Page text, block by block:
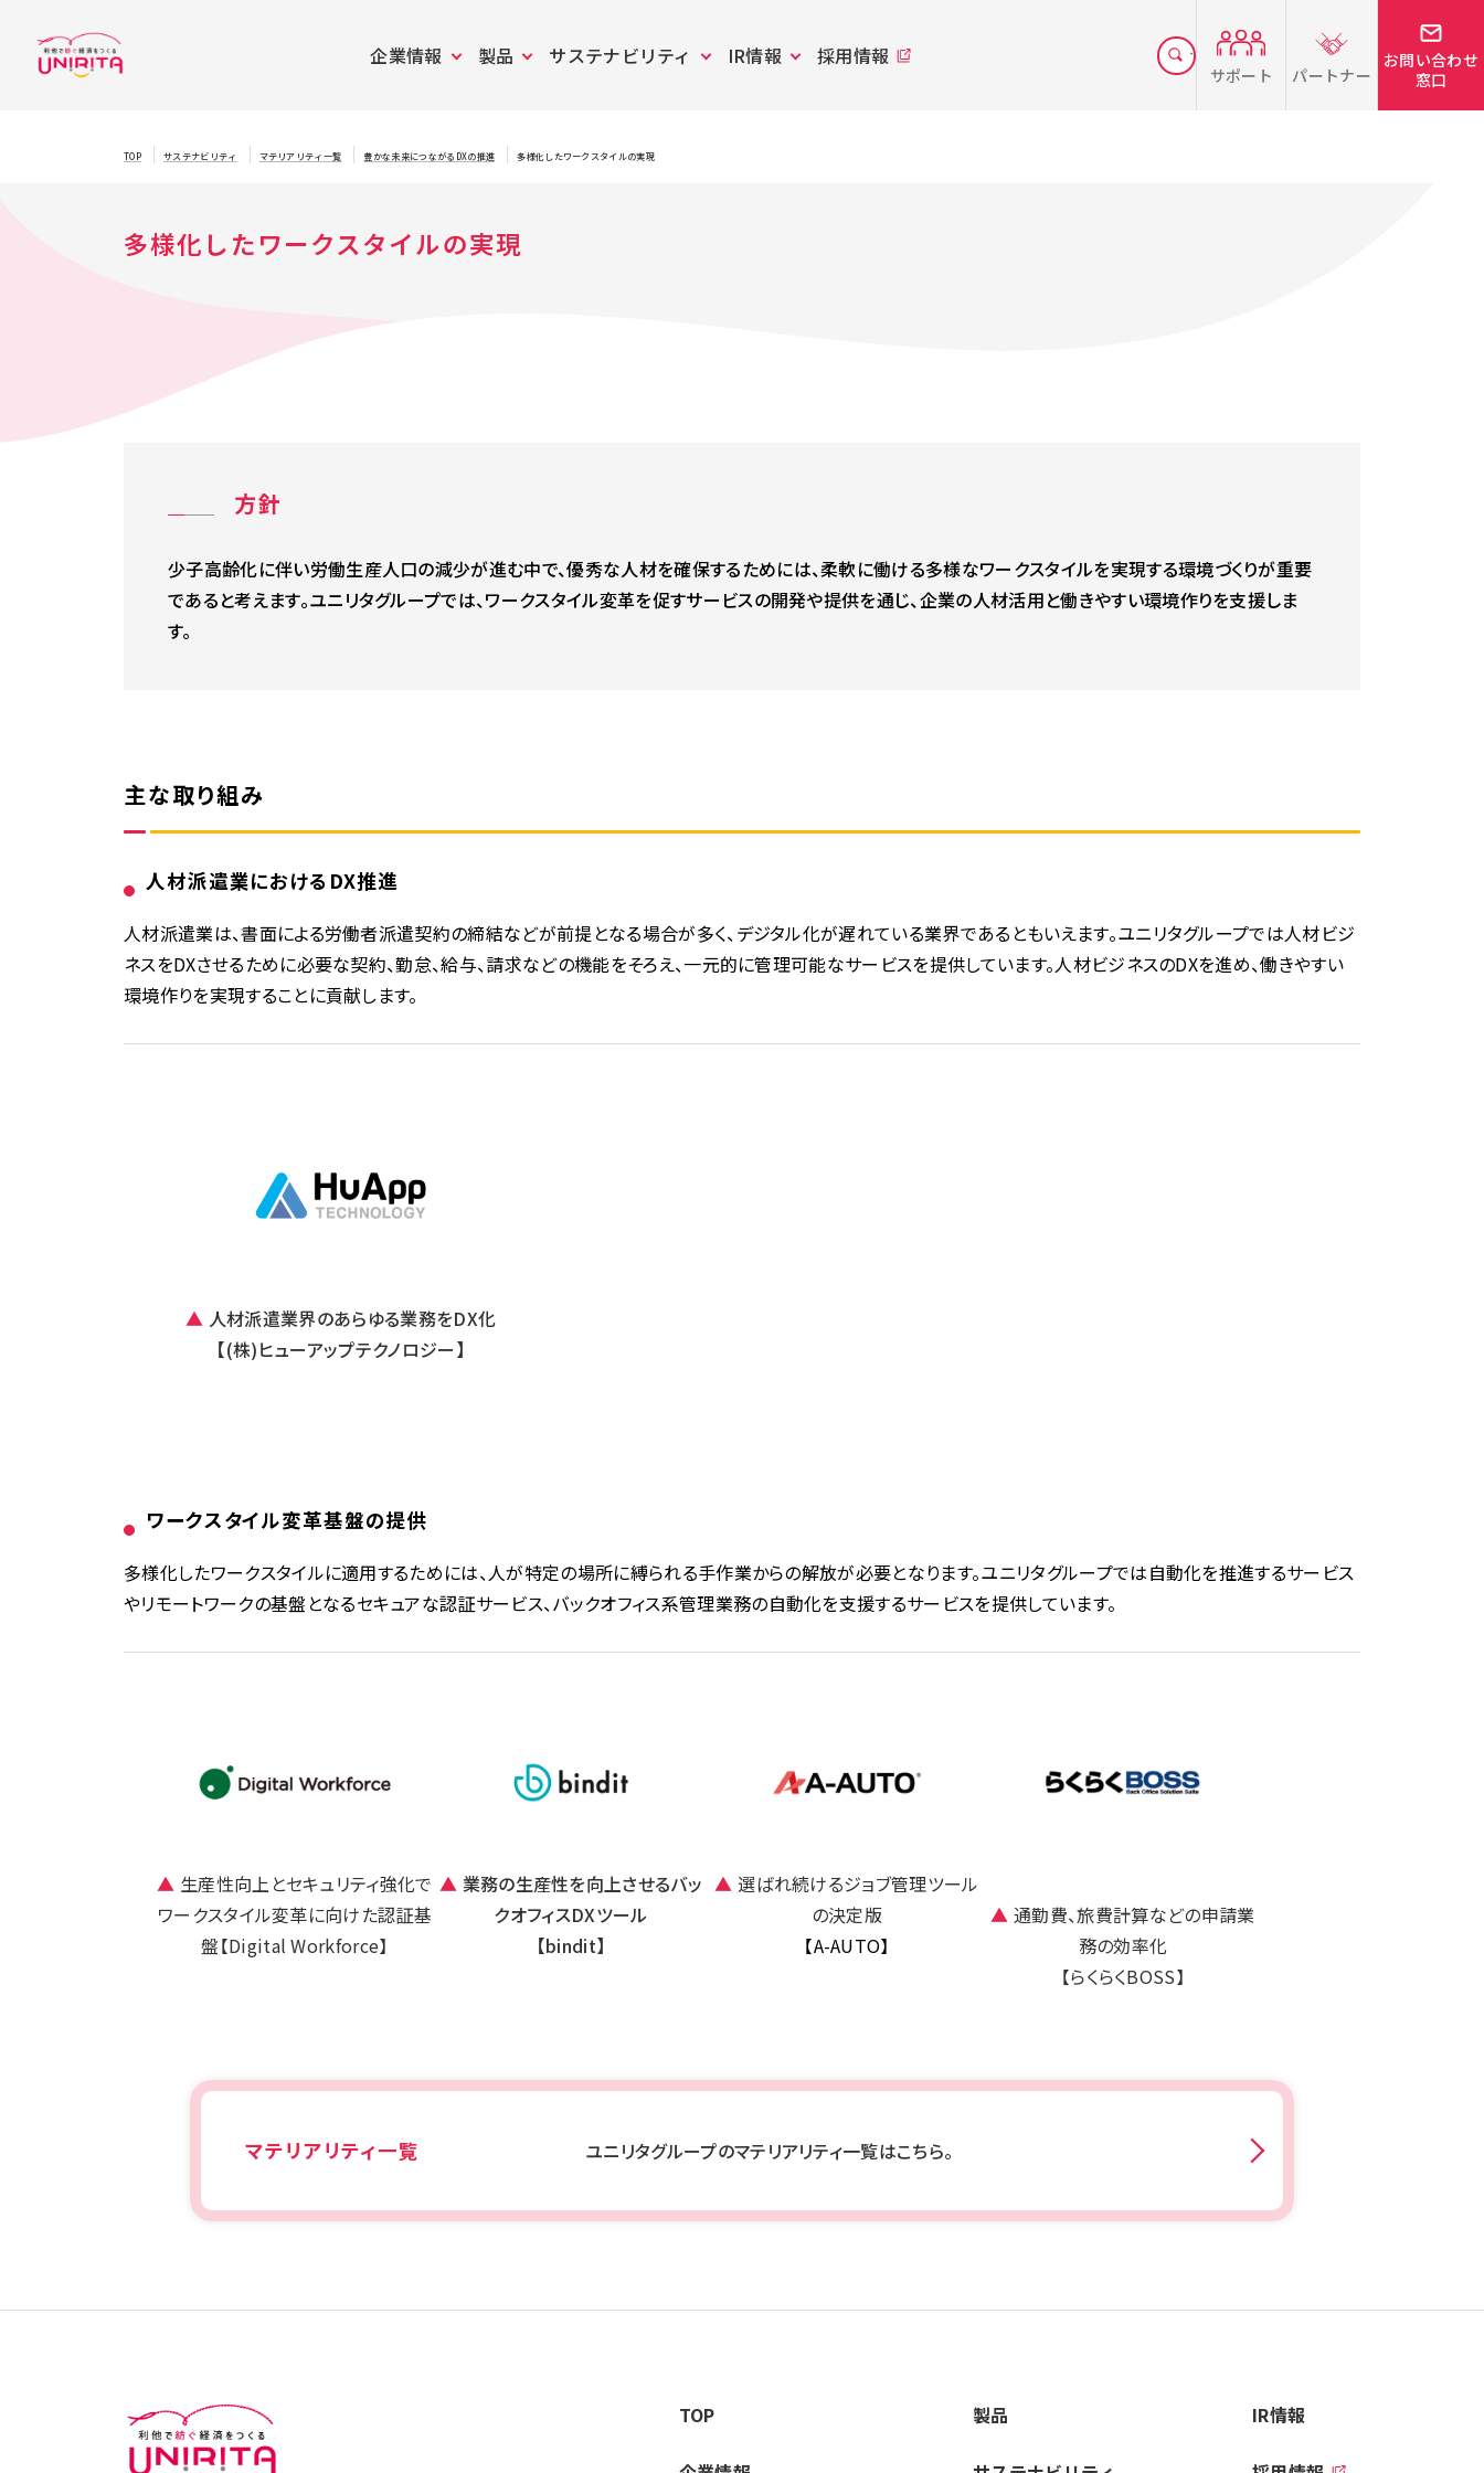
企業情報 製品 サステナビリティ IR情報 採用情報
サポート パートナー
お問い合わせ
窓口
TOP サステナビリティ マテリアリティ一覧 豊かな未来につながるDXの推進 多様化したワークスタイルの実現
多様化したワークスタイルの実現
方針
少子高齢化に伴い労働生産人口の減少が進む中で、優秀な人材を確保するためには、柔軟に働ける多様なワークスタイルを実現する環境づくりが重要
であると考えます。ユニリタグループでは、ワークスタイル変革を促すサービスの開発や提供を通じ、企業の人材活用と働きやすい環境作りを支援しま
す。
主な取り組み
人材派遣業におけるDX推進
人材派遣業は、書面による労働者派遣契約の締結などが前提となる場合が多く、デジタル化が遅れている業界であるともいえます。ユニリタグループでは人材ビジ
ネスをDXさせるために必要な契約、勤怠、給与、請求などの機能をそろえ、一元的に管理可能なサービスを提供しています。人材ビジネスのDXを進め、働きやすい
環境作りを実現することに貢献します。
▲ 人材派遣業界のあらゆる業務をDX化
【(株)ヒューアップテクノロジー】
ワークスタイル変革基盤の提供
多様化したワークスタイルに適用するためには、人が特定の場所に縛られる手作業からの解放が必要となります。ユニリタグループでは自動化を推進するサービス
やリモートワークの基盤となるセキュアな認証サービス、バックオフィス系管理業務の自動化を支援するサービスを提供しています。
▲ 生産性向上とセキュリティ強化で
ワークスタイル変革に向けた認証基
盤【Digital Workforce】
▲ 業務の生産性を向上させるバッ
クオフィスDXツール
【bindit】
▲ 選ばれ続けるジョブ管理ツール
の決定版
【A-AUTO】
▲ 通勤費、旅費計算などの申請業
務の効率化
【らくらくBOSS】
マテリアリティ一覧 ユニリタグループのマテリアリティ一覧はこちら。
TOP 製品 IR情報